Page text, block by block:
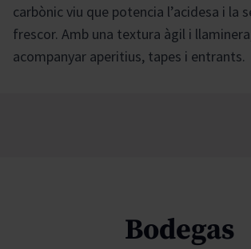
carbònic viu que potencia l’acidesa i la
frescor. Amb una textura àgil i
acompanyar aperitius, tapes i entrants.
Bodegas